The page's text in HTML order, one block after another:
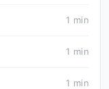
1 min
1 min
1 min